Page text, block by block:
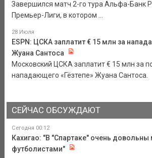
Завершился матч 2-го тура Альфа-Банк
Премьер-Лиги, в котором ...
28 Июля
ESPN: ЦСКА заплатит € 15 млн за
Жуана Сантоса
Московский ЦСКА заплатит € 15 млн за
нападающего «Гёзтепе» Жуана Сантоса.
СЕЙЧАС ОБСУЖДАЮТ
Сегодня 00:12
Кахигао: "В "Спартаке" очень
футболистами"